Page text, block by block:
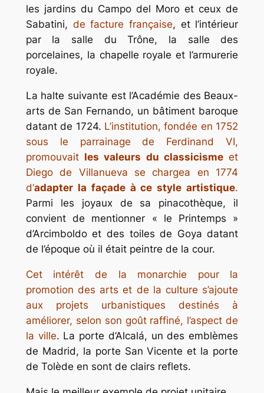
les jardins du Campo del Moro et ceux de
Sabatini, de facture française, et l’intérieur
par la salle du Trône, la salle des
porcelaines, la chapelle royale et l’armurerie
royale.
La halte suivante est l’Académie des Beaux-
arts de San Fernando, un bâtiment baroque
datant de 1724. L’institution, fondée en 1752
sous le parrainage de Ferdinand VI,
promouvait les valeurs du classicismeet
Diego de Villanueva se chargea en 1774
d’adapter la façade à ce style artistique.
Parmi les joyaux de sa pinacothèque, il
convient de mentionner « le Printemps »
d’Arcimboldo et des toiles de Goya datant
de l’époque où il était peintre de la cour.
Cet intérêt de la monarchie pour la
promotion des arts et de la culture s’ajoute
aux projets urbanistiques destinés à
améliorer, selon son goût raffiné, l’aspect de
la ville. La porte d’Alcalá, un des emblèmes
de Madrid, la porte San Vicente et la porte
de Tolède en sont de clairs reflets.